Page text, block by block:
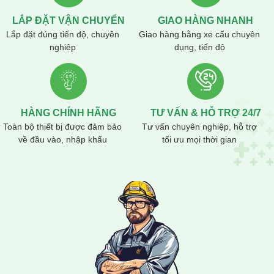
Email: congnghesonnuocnano@gmail.com
Website : maykhuay.vn
LẮP ĐẶT VẬN CHUYỂN
Lắp đặt đúng tiến độ, chuyên
nghiệp
GIAO HÀNG NHANH
Giao hàng bằng xe cẩu chuyên
dụng, tiến độ
HÀNG CHÍNH HÃNG
Toàn bộ thiết bị được đảm bảo
về đầu vào, nhập khẩu
TƯ VẤN & HỖ TRỢ 24/7
Tư vấn chuyên nghiệp, hỗ trợ
tối ưu mọi thời gian